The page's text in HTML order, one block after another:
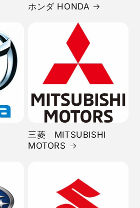
ホンダ HONDA
三菱 MITSUBISHI
MOTORS